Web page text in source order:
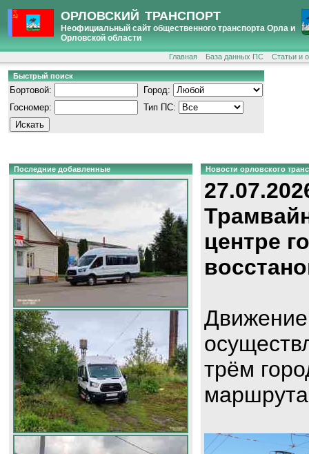
ОРЛОВСКИЙ ТРАНСПОРТ
Неофициальный сайт общественного транспорта Орла и
Орловской области
Главная База данных ПС Статьи и
Быстрый поиск
Бортовой:
Город:
Госномер:
Тип ПС:
Последние добавленные Новости орловского
центре
Движение
трём